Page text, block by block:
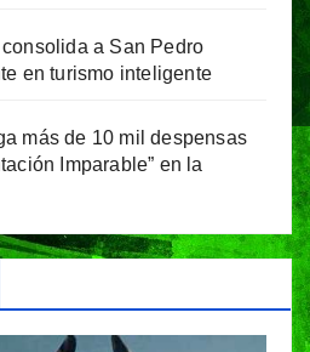
a San Pedro
en turismo inteligente
más de 10 mil despensas
Imparable” en la